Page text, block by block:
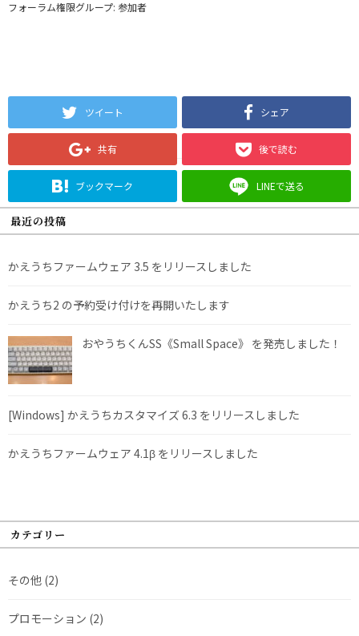
フォーラム権限グループ: 参加者
ツイート シェア
共有 後で読む
ブックマーク LINEで送る
最近の投稿
かえうちファームウェア 3.5 をリリースしました
かえうち2 の予約受け付けを再開いたします
おやうちくんSS《Small Space》 を発売しました！
[Windows] かえうちカスタマイズ 6.3 をリリースしました
かえうちファームウェア 4.1β をリリースしました
カテゴリー
その他 (2)
プロモーション (2)